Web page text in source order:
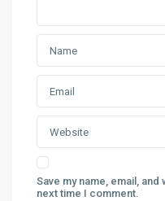
Save my name, email,
next time I comment.